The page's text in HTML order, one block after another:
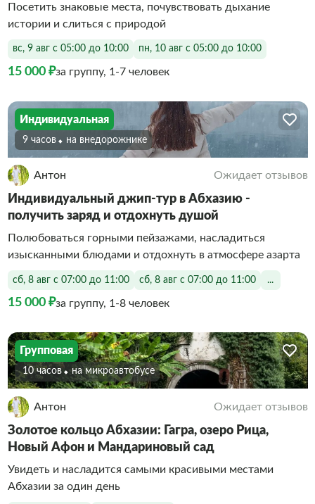
Посетить знаковые места, почувствовать дыхание
истории и слиться с природой
вс, 9 авг с 05:00 до 10:00 пн, 10 авг с 05:00 до 10:00
15 000 ₽за группу, 1-7 человек
Индивидуальная
9 часов На внедорожнике
Антон Ожидает отзывов
Индивидуальный джип-тур в Абхазию -
получить заряд и отдохнуть душой
Полюбоваться горными пейзажами, насладиться
изысканными блюдами и отдохнуть в атмосфере азарта
сб, 8 авг с 07:00 до 11:00 сб, 8 авг с 07:00 до 11:00 ...
15 000 ₽за группу, 1-8 человек
Групповая
10 часов На микроавтобусе
Антон Ожидает отзывов
Золотое кольцо Абхазии: Гагра, озеро Рица,
Новый Афон и Мандариновый сад
Увидеть и насладится самыми красивыми местами
Абхазии за один день